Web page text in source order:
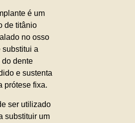
é um
de titânio
no osso
substitui a
do dente
e sustenta
prótese fixa.
ser utilizado
substituir um